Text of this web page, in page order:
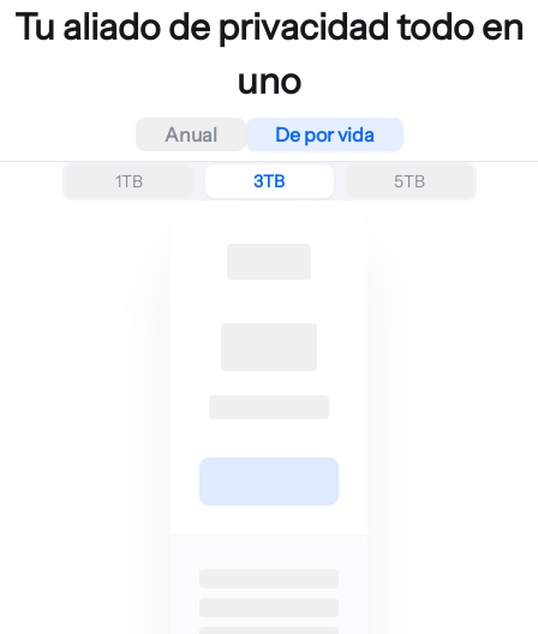
Tu aliado de privacidad todo en
uno
Anual De por vida
1TB 3TB 5TB